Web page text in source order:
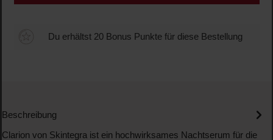
Du erhältst 20 Bonus Punkte für diese Bestellung
Beschreibung
Clarion von Skintegra ist ein hochwirksames Nachtserum für die